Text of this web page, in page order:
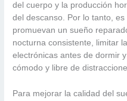
del cuerpo y la producción
del descanso. Por lo tanto,
promuevan un sueño
nocturna consistente, limitar
electrónicas antes de dormir
cómodo y libre de
Para mejorar la calidad del